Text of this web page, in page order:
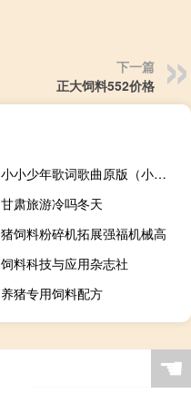
下一篇
正大饲料552价格
小小少年歌词歌曲原版（小小少年歌词）
甘肃旅游冷吗冬天
猪饲料粉碎机拓展强福机械高
饲料科技与应用杂志社
养猪专用饲料配方
☚